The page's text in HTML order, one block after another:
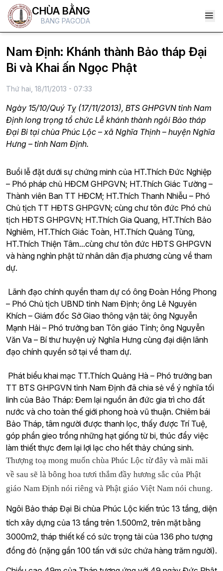
CHÙA BẰNG
BANG PAGODA
Nam Định: Khánh thành Bảo tháp Đại
Bi và Khai ấn Ngọc Phật
Thứ hai, 18/11/2013 - 07:33
Ngày 15/10/Quý Tỵ (17/11/2013), BTS GHPGVN tỉnh Nam
Định long trọng tổ chức Lễ khánh thành ngôi Bảo tháp
Đại Bi tại chùa Phúc Lộc – xã Nghĩa Thịnh – huyện Nghĩa
Hưng – tỉnh Nam Định.
Buổi lễ đặt dưới sự chứng minh của HT.Thích Đức Nghiệp
– Phó pháp chủ HĐCM GHPGVN; HT.Thích Giác Tường –
Thành viên Ban TT HĐCM; HT.Thích Thanh Nhiễu – Phó
Chủ tịch TT HĐTS GHPGVN; cùng chư tôn đức Phó chủ
tịch HĐTS GHPGVN; HT.Thích Gia Quang, HT.Thích Bảo
Nghiêm, HT.Thích Giác Toàn, HT.Thích Quảng Tùng,
HT.Thích Thiện Tâm...cùng chư tôn đức HĐTS GHPGVN
và hàng nghìn phật tử nhân dân địa phương cùng về tham
dự.
Lãnh đạo chính quyền tham dự có ông Đoàn Hồng Phong
– Phó Chủ tịch UBND tỉnh Nam Định; ông Lê Nguyên
Khích – Giám đốc Sở Giao thông vận tải; ông Nguyễn
Mạnh Hải – Phó trưởng ban Tôn giáo Tỉnh; ông Nguyễn
Văn Va – Bí thư huyện uỷ Nghĩa Hưng cùng đại diện lãnh
đạo chính quyền sở tại về tham dự.
Phát biểu khai mạc TT.Thích Quảng Hà – Phó trưởng ban
TT BTS GHPGVN tỉnh Nam Định đã chia sẻ về ý nghĩa tối
linh của Bảo Tháp: Đem lại nguồn ân đức gia trì cho đất
nước và cho toàn thế giới phong hoà vũ thuận. Chiêm bái
Bảo Tháp, tâm người được thanh lọc, thấy được Trí Tuệ,
góp phần gieo trồng những hạt giống từ bi, thúc đẩy việc
làm thiết thực đem lại lợi lạc cho hết thảy chúng sinh.
Thượng toạ mong muốn chùa Phúc Lộc từ đây và mãi mãi
về sau sẽ là bông hoa tươi thắm đầy hương sắc của Phật
giáo Nam Định nói riêng và Phật giáo Việt Nam nói chung.
Ngôi Bảo tháp Đại Bi chùa Phúc Lộc kiến trúc 13 tầng, diện
tích xây dựng của 13 tầng trên 1.500m2, trên mặt bằng
3000m2, tháp thiết kế có sức trọng tải của 136 pho tượng
đồng đỏ (nặng gần 100 tấn với sức chứa hàng trăm người).